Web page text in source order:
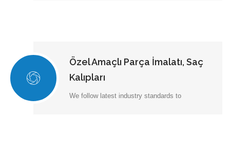
Özel Amaçlı Parça İmalatı, Saç
Kalıpları
We follow latest industry standards to